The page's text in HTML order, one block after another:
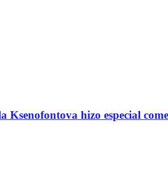
hizo especial